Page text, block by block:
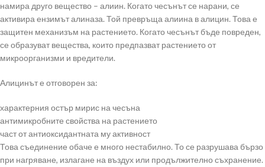
намира друго вещество – алиин. Когато чесънът се нарани, се
активира ензимът алиназа. Той превръща алиина в алицин. Това е
защитен механизъм на растението. Когато чесънът бъде повреден,
се образуват вещества, които предпазват растението от
микроорганизми и вредители.
Алицинът е отговорен за:
характерния остър мирис на чесъна
антимикробните свойства на растението
част от антиоксидантната му активност
Това съединение обаче е много нестабилно. То се разрушава бързо
при нагряване, излагане на въздух или продължително съхранение.